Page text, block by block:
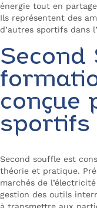
énergie tout en
Ils représentent des
d’autres sportifs dans
Second
conçue
sportifs
Second souffle est
théorie et pratique.
marchés de
gestion des outils